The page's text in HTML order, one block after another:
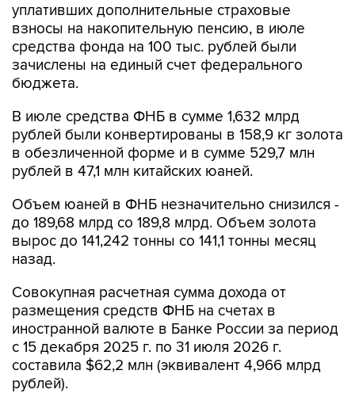
уплативших дополнительные страховые
взносы на накопительную пенсию, в июле
средства фонда на 100 тыс. рублей были
зачислены на единый счет федерального
бюджета.
В июле средства ФНБ в сумме 1,632 млрд
рублей были конвертированы в 158,9 кг золота
в обезличенной форме и в сумме 529,7 млн
рублей в 47,1 млн китайских юаней.
Объем юаней в ФНБ незначительно снизился -
до 189,68 млрд со 189,8 млрд. Объем золота
вырос до 141,242 тонны со 141,1 тонны месяц
назад.
Совокупная расчетная сумма дохода от
размещения средств ФНБ на счетах в
иностранной валюте в Банке России за период
с 15 декабря 2025 г. по 31 июля 2026 г.
составила $62,2 млн (эквивалент 4,966 млрд
рублей).